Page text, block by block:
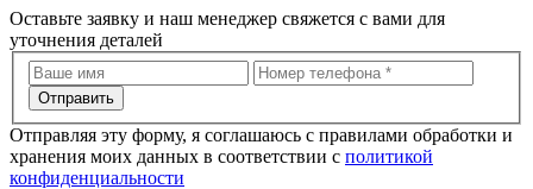
Оставьте заявку и наш менеджер свяжется с вами для
уточнения деталей
Отправить
Отправляя эту форму, я соглашаюсь с правилами обработки и
хранения моих данных в соответствии с политикой
конфиденциальности